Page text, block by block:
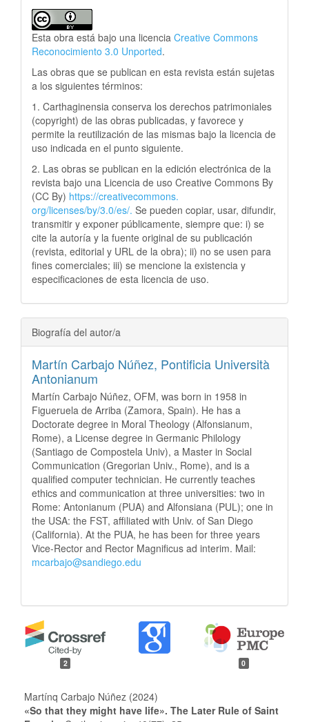
Esta obra está bajo una licencia Creative Commons
Reconocimiento 3.0 Unported.
Las obras que se publican en esta revista están sujetas
a los siguientes términos:
1. Carthaginensia conserva los derechos patrimoniales
(copyright) de las obras publicadas, y favorece y
permite la reutilización de las mismas bajo la licencia de
uso indicada en el punto siguiente.
2. Las obras se publican en la edición electrónica de la
revista bajo una Licencia de uso Creative Commons By
(CC By) https://creativecommons.
org/licenses/by/3.0/es/. Se pueden copiar, usar, difundir,
transmitir y exponer públicamente, siempre que: i) se
cite la autoría y la fuente original de su publicación
(revista, editorial y URL de la obra); ii) no se usen para
fines comerciales; iii) se mencione la existencia y
especificaciones de esta licencia de uso.
Biografía del autor/a
Martín Carbajo Núñez, Pontificia Università
Antonianum
Martín Carbajo Núñez, OFM, was born in 1958 in
Figueruela de Arriba (Zamora, Spain). He has a
Doctorate degree in Moral Theology (Alfonsianum,
Rome), a License degree in Germanic Philology
(Santiago de Compostela Univ), a Master in Social
Communication (Gregorian Univ., Rome), and is a
qualified computer technician. He currently teaches
ethics and communication at three universities: two in
Rome: Antonianum (PUA) and Alfonsiana (PUL); one in
the USA: the FST, affiliated with Univ. of San Diego
(California). At the PUA, he has been for three years
Vice-Rector and Rector Magnificus ad interim. Mail:
mcarbajo@sandiego.edu
2 0
Martínq Carbajo Núñez (2024)
«So that they might have life». The Later Rule of Saint